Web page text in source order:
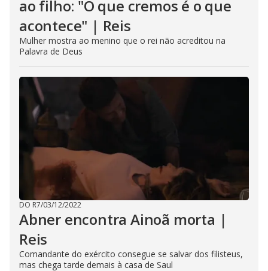
ao filho: "O que cremos é o que
acontece" | Reis
Mulher mostra ao menino que o rei não acreditou na
Palavra de Deus
DO R7/03/12/2022
Abner encontra Ainoã morta |
Reis
Comandante do exército consegue se salvar dos filisteus,
mas chega tarde demais à casa de Saul